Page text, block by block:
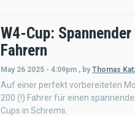
W4-Cup:
Fahrern
May 26 2025 - 4:09pm , by Thomas
Auf einer perfekt vorbereiteten
200 (!) Fahrer für einen
Cups in Schrems.